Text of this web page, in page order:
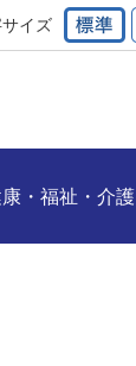
イズ
・福祉・介護